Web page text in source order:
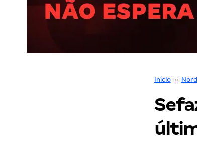
Início ››